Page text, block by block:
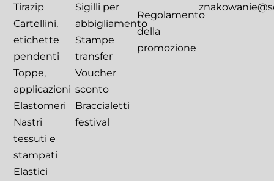
Tirazip
Cartellini,
etichette
pendenti
Toppe,
applicazioni
Elastomeri
Nastri
tessuti e
stampati
Elastici
Sigilli per
abbigliamento
Stampe
transfer
Voucher
sconto
Braccialetti
festival
Regolamento
della
promozione